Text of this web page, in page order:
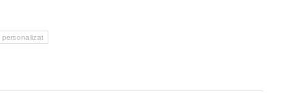
personalizat